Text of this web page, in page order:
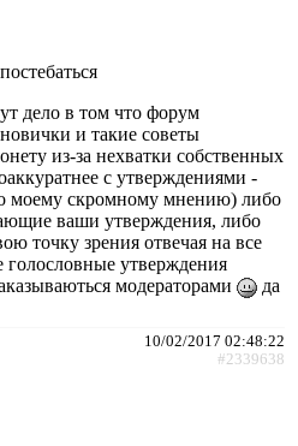
дело в том что форум
и такие советы
из-за нехватки собственных
с утверждениями -
моему скромному мнению) либо
ваши утверждения, либо
точку зрения отвечая на все
утверждения
модераторами
да
10/02/2017 02:48:22
#2339638